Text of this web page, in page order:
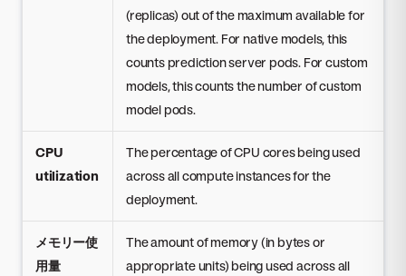
(replicas) out of the maximum available for
the deployment. For native models, this
counts prediction server pods. For custom
models, this counts the number of custom
model pods.
CPU
utilization
The percentage of CPU cores being used
across all compute instances for the
deployment.
メモリー使
用量
The amount of memory (in bytes or
appropriate units) being used across all